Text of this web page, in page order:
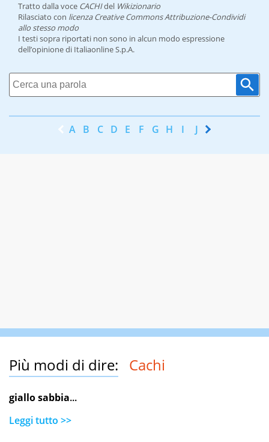
Tratto dalla voce CACHIdel Wikizionario
Rilasciato con licenza Creative Commons Attribuzione-Condividi
allo stesso modo
I testi sopra riportati non sono in alcun modo espressione
dell’opinione di Italiaonline S.p.A.
A B C D E F G H I J K
Più modi di dire: Cachi
giallo sabbia...
Leggi tutto >>